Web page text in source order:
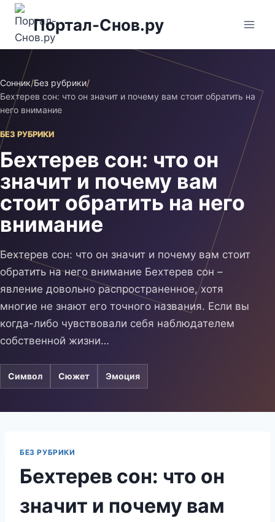
Перейти
содержимому
Портал-Снов.ру
Сонник/Без рубрики/
Бехтерев сон: что он значит и почему вам стоит обратить на
него внимание
БЕЗ РУБРИКИ
Бехтерев сон: что он
значит и почему вам
стоит обратить на него
внимание
Бехтерев сон: что он значит и почему вам стоит
обратить на него внимание Бехтерев сон –
явление довольно распространенное, хотя
многие не знают его точного названия. Если вы
когда-либо чувствовали себя наблюдателем
собственной жизни…
Символ Сюжет Эмоция
БЕЗ РУБРИКИ
Бехтерев сон: что он
значит и почему вам